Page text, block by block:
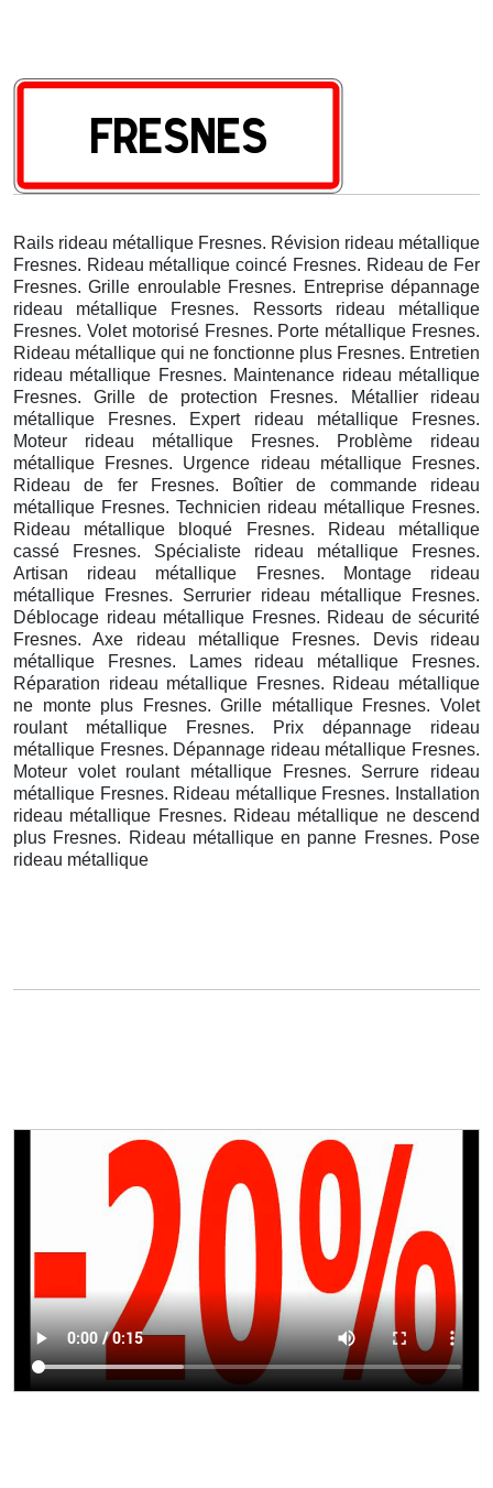
Rails rideau métallique Fresnes. Révision rideau métallique
Fresnes. Rideau métallique coincé Fresnes. Rideau de Fer
Fresnes. Grille enroulable Fresnes. Entreprise dépannage
rideau métallique Fresnes. Ressorts rideau métallique
Fresnes. Volet motorisé Fresnes. Porte métallique Fresnes.
Rideau métallique qui ne fonctionne plus Fresnes. Entretien
rideau métallique Fresnes. Maintenance rideau métallique
Fresnes. Grille de protection Fresnes. Métallier rideau
métallique Fresnes. Expert rideau métallique Fresnes.
Moteur rideau métallique Fresnes. Problème rideau
métallique Fresnes. Urgence rideau métallique Fresnes.
Rideau de fer Fresnes. Boîtier de commande rideau
métallique Fresnes. Technicien rideau métallique Fresnes.
Rideau métallique bloqué Fresnes. Rideau métallique
cassé Fresnes. Spécialiste rideau métallique Fresnes.
Artisan rideau métallique Fresnes. Montage rideau
métallique Fresnes. Serrurier rideau métallique Fresnes.
Déblocage rideau métallique Fresnes. Rideau de sécurité
Fresnes. Axe rideau métallique Fresnes. Devis rideau
métallique Fresnes. Lames rideau métallique Fresnes.
Réparation rideau métallique Fresnes. Rideau métallique
ne monte plus Fresnes. Grille métallique Fresnes. Volet
roulant métallique Fresnes. Prix dépannage rideau
métallique Fresnes. Dépannage rideau métallique Fresnes.
Moteur volet roulant métallique Fresnes. Serrure rideau
métallique Fresnes. Rideau métallique Fresnes. Installation
rideau métallique Fresnes. Rideau métallique ne descend
plus Fresnes. Rideau métallique en panne Fresnes. Pose
rideau métallique